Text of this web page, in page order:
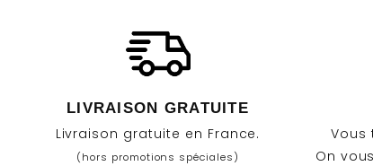
LIVRAISON GRATUITE
Livraison gratuite en France.
(hors promotions spéciales)
Vous
On